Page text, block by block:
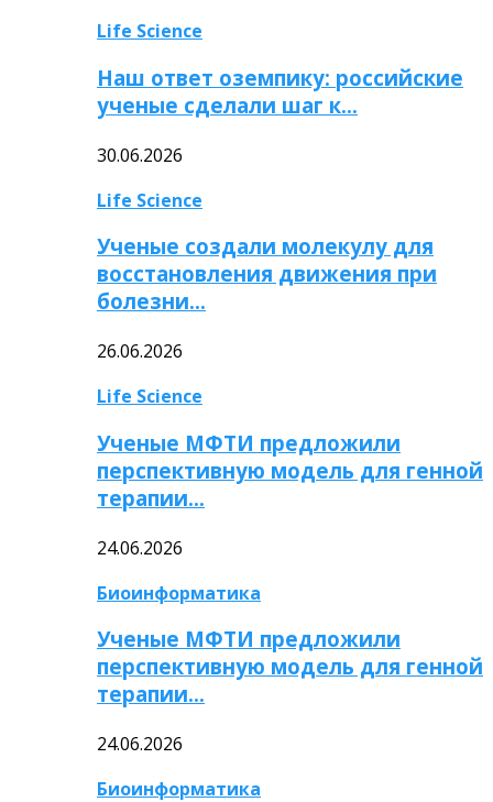
Life Science
Наш ответ оземпику: российские
ученые сделали шаг к…
30.06.2026
Life Science
Ученые создали молекулу для
восстановления движения при
болезни…
26.06.2026
Life Science
Ученые МФТИ предложили
перспективную модель для генной
терапии…
24.06.2026
Биоинформатика
Ученые МФТИ предложили
перспективную модель для генной
терапии…
24.06.2026
Биоинформатика